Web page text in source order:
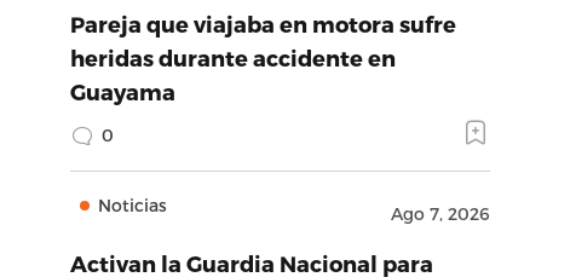
Pareja que viajaba en motora sufre
heridas durante accidente en
Guayama
0
Noticias Ago 7, 2026
Activan la Guardia Nacional para